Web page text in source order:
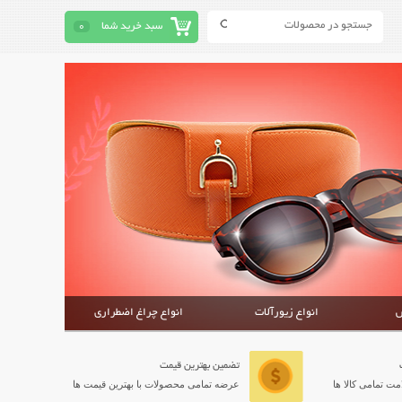
سبد خرید شما 0
انواع زیورآلات انواع چراغ اضطراری
تمامی کالا ها
تضمین بهترین قیمت
عرضه تمامی محصولات با بهترین قیمت ها